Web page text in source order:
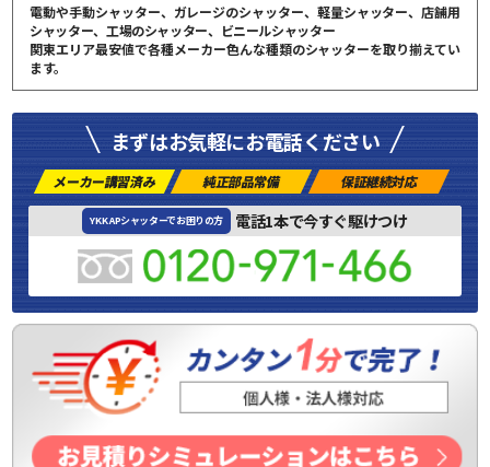
電動や手動シャッター、ガレージのシャッター、軽量シャッター、店舗用
シャッター、工場のシャッター、ビニールシャッター
関東エリア最安値で各種メーカー色んな種類のシャッターを取り揃えてい
ます。
まずはお気軽にお電話ください
メーカー講習済み 純正部品常備 保証継続対応
YKK APシャッターでお困りの方 電話1本で今すぐ駆けつけ